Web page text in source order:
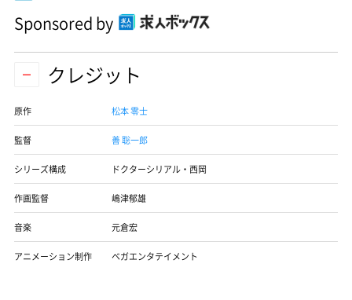
Sponsored by
クレジット
原作 松本 零士
監督 善 聡一郎
シリーズ構成 ドクターシリアル・西岡
作画監督 嶋津郁雄
音楽 元倉宏
アニメーション制作 ベガエンタテイメント